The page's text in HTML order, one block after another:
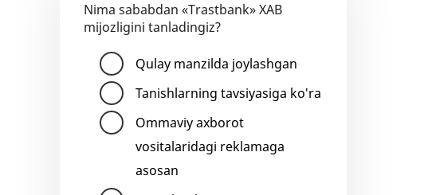
Nima sababdan «Trastbank» XAB
mijozligini tanladingiz?
Qulay manzilda joylashgan
Tanishlarning tavsiyasiga ko'ra
Ommaviy axborot
vositalaridagi reklamaga
asosan